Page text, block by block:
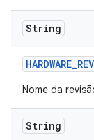
String
HARDWARE_
Nome da
String